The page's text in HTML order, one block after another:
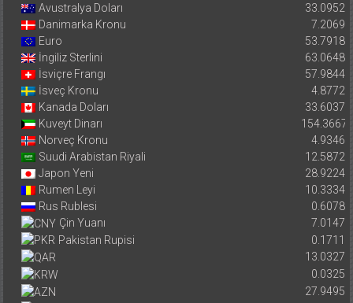
Avustralya Doları
33.0952
Danimarka Kronu
7.2069
Euro
53.7918
İngiliz Sterlini
63.0648
İsviçre Frangı
57.9844
İsveç Kronu
4.8772
Kanada Doları
33.6037
Kuveyt Dinarı
154.3667
Norveç Kronu
4.9346
Suudi Arabistan Riyali
12.5872
Japon Yeni
28.9224
Rumen Leyi
10.3334
Rus Rublesi
0.6078
Çin Yuanı
7.0147
Pakistan Rupisi
0.1711
13.0327
0.0325
27.9495